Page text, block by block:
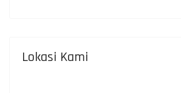
Lokasi Kami